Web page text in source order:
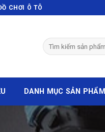
CHƠI Ô TÔ
DANH MỤC SẢN PHẨM